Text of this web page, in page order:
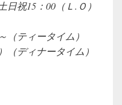
日祝15：00（Ｌ.Ｏ）
ティータイム）
（ディナータイム）